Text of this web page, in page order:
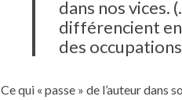
dans nos vices.
différencient
des
Ce qui « passe » de l’auteur dans